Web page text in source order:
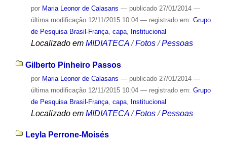
por Maria Leonor de Calasans — publicado27/01/2014 —
última modificação12/11/2015 10:04 — registrado em: Grupo
de Pesquisa Brasil-França, capa, Institucional
Localizado em MIDIATECA /Fotos /Pessoas
Gilberto Pinheiro Passos
por Maria Leonor de Calasans — publicado27/01/2014 —
última modificação12/11/2015 10:04 — registrado em: Grupo
de Pesquisa Brasil-França, capa, Institucional
Localizado em MIDIATECA /Fotos /Pessoas
Leyla Perrone-Moisés